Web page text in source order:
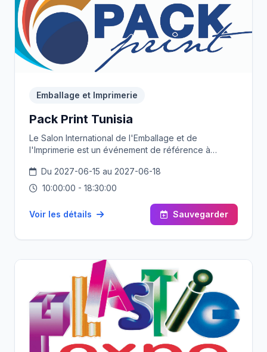
Emballage et Imprimerie
Pack Print Tunisia
Le Salon International de l'Emballage et de
l'Imprimerie est un événement de référence à
professionnels, leur offrant une opportunité unique
de veille sur les innovations en équipements et en
Du 2027-06-15 au 2027-06-18
10:00:00 - 18:30:00
Voir les détails Sauvegarder